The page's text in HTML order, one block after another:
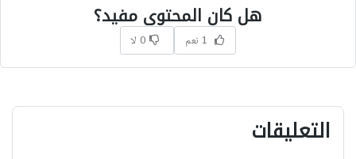
هل كان المحتوى مفيد؟
1 نعم 0 لا
التعليقات